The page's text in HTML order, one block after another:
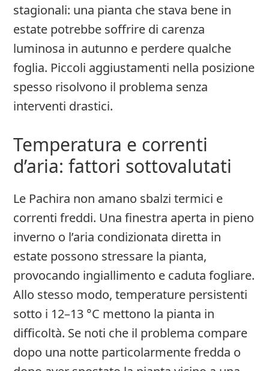
stagionali: una pianta che stava bene in
estate potrebbe soffrire di carenza
luminosa in autunno e perdere qualche
foglia. Piccoli aggiustamenti nella posizione
spesso risolvono il problema senza
interventi drastici.
Temperatura e correnti
d’aria: fattori sottovalutati
Le Pachira non amano sbalzi termici e
correnti freddi. Una finestra aperta in pieno
inverno o l’aria condizionata diretta in
estate possono stressare la pianta,
provocando ingiallimento e caduta fogliare.
Allo stesso modo, temperature persistenti
sotto i 12–13 °C mettono la pianta in
difficoltà. Se noti che il problema compare
dopo una notte particolarmente fredda o